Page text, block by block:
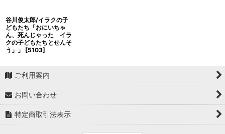
谷川俊太郎/イラクの子
どもたち「おにいちゃ
ん、死んじゃった イラ
クの子どもたちとせんそ
う」」
[5103]
ご利用案内
お問い合わせ
特定商取引法表示